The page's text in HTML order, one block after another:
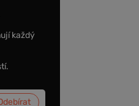
každý